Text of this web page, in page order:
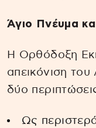
Άγιο Πνέυμα
Η Ορθόδοξη
απεικόνιση
δύο
Ως